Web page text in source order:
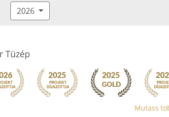
2026
Tüzép
Mutass